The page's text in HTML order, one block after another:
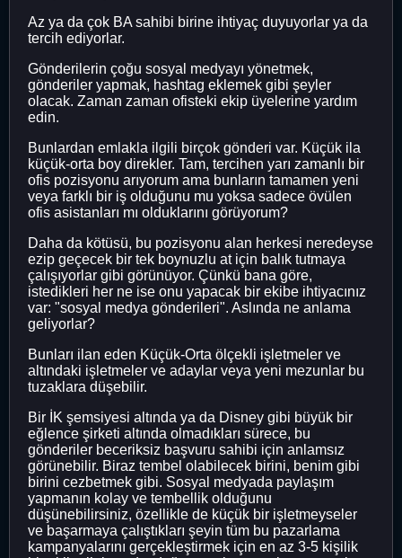
Az ya da çok BA sahibi birine ihtiyaç duyuyorlar ya da
tercih ediyorlar.
Gönderilerin çoğu sosyal medyayı yönetmek,
gönderiler yapmak, hashtag eklemek gibi şeyler
olacak. Zaman zaman ofisteki ekip üyelerine yardım
edin.
Bunlardan emlakla ilgili birçok gönderi var. Küçük ila
küçük-orta boy direkler. Tam, tercihen yarı zamanlı bir
ofis pozisyonu arıyorum ama bunların tamamen yeni
veya farklı bir iş olduğunu mu yoksa sadece övülen
ofis asistanları mı olduklarını görüyorum?
Daha da kötüsü, bu pozisyonu alan herkesi neredeyse
ezip geçecek bir tek boynuzlu at için balık tutmaya
çalışıyorlar gibi görünüyor. Çünkü bana göre,
istedikleri her ne ise onu yapacak bir ekibe ihtiyacınız
var: "sosyal medya gönderileri". Aslında ne anlama
geliyorlar?
Bunları ilan eden Küçük-Orta ölçekli işletmeler ve
altındaki işletmeler ve adaylar veya yeni mezunlar bu
tuzaklara düşebilir.
Bir İK şemsiyesi altında ya da Disney gibi büyük bir
eğlence şirketi altında olmadıkları sürece, bu
gönderiler beceriksiz başvuru sahibi için anlamsız
görünebilir. Biraz tembel olabilecek birini, benim gibi
birini cezbetmek gibi. Sosyal medyada paylaşım
yapmanın kolay ve tembellik olduğunu
düşünebilirsiniz, özellikle de küçük bir işletmeyseler
ve başarmaya çalıştıkları şeyin tüm bu pazarlama
kampanyalarını gerçekleştirmek için en az 3-5 kişilik